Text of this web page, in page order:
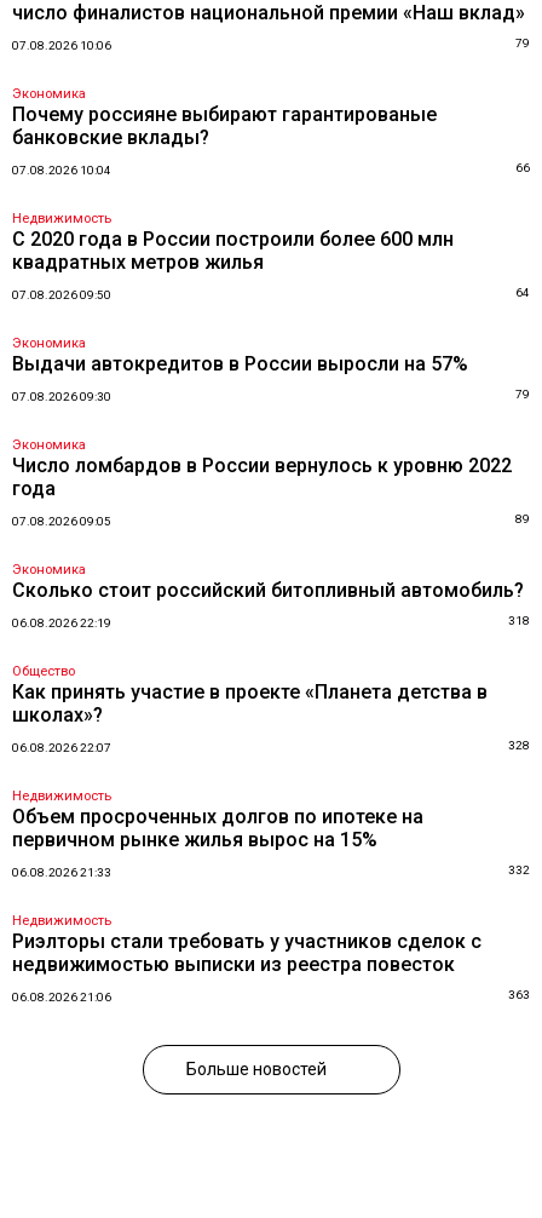
число финалистов национальной премии «Наш вклад»
07.08.2026 10:06 79
Экономика
Почему россияне выбирают гарантированые
банковские вклады?
07.08.2026 10:04 66
Недвижимость
С 2020 года в России построили более 600 млн
квадратных метров жилья
07.08.2026 09:50 64
Экономика
Выдачи автокредитов в России выросли на 57%
07.08.2026 09:30 79
Экономика
Число ломбардов в России вернулось к уровню 2022
года
07.08.2026 09:05 89
Экономика
Сколько стоит российский битопливный автомобиль?
06.08.2026 22:19 318
Общество
Как принять участие в проекте «Планета детства в
школах»?
06.08.2026 22:07 328
Недвижимость
Объем просроченных долгов по ипотеке на
первичном рынке жилья вырос на 15%
06.08.2026 21:33 332
Недвижимость
Риэлторы стали требовать у участников сделок с
недвижимостью выписки из реестра повесток
06.08.2026 21:06 363
Больше новостей